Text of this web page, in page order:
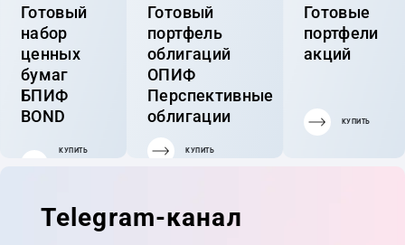
Готовый
набор
ценных
бумаг
БПИФ
BOND
КУПИТЬ
Готовый
портфель
облигаций
ОПИФ
Перспективные
облигации
КУПИТЬ
Готовые
портфели
акций
КУПИТЬ
Telegram-канал